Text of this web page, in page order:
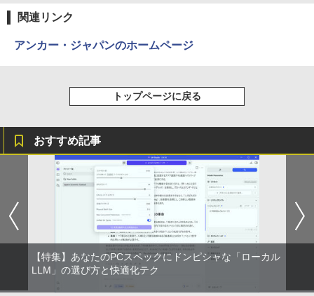
関連リンク
アンカー・ジャパンのホームページ
トップページに戻る
おすすめ記事
【特集】あなたのPCスペックにドンピシャな「ローカル
LLM」の選び方と快適化テク